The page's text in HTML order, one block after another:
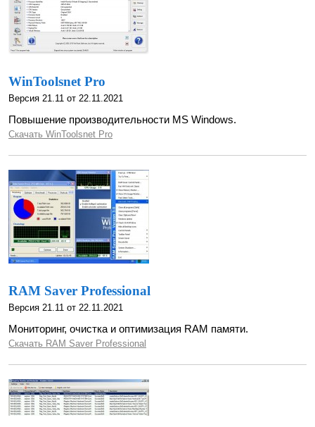
WinToolsnet Pro
Версия 21.11 от 22.11.2021
Повышение производительности MS Windows.
Скачать WinToolsnet Pro
RAM Saver Professional
Версия 21.11 от 22.11.2021
Мониторинг, очистка и оптимизация RAM памяти.
Скачать RAM Saver Professional